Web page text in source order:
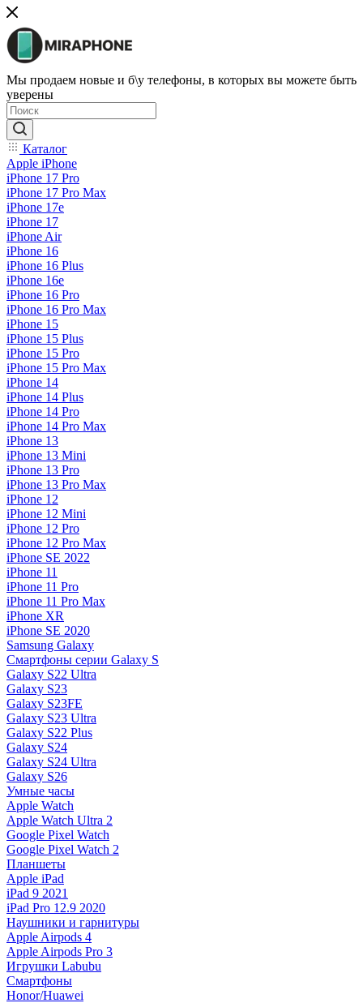
Мы продаем новые и б\у телефоны, в которых вы можете быть
уверены
Каталог
Apple iPhone
iPhone 17 Pro
iPhone 17 Pro Max
iPhone 17e
iPhone 17
iPhone Air
iPhone 16
iPhone 16 Plus
iPhone 16e
iPhone 16 Pro
iPhone 16 Pro Max
iPhone 15
iPhone 15 Plus
iPhone 15 Pro
iPhone 15 Pro Max
iPhone 14
iPhone 14 Plus
iPhone 14 Pro
iPhone 14 Pro Max
iPhone 13
iPhone 13 Mini
iPhone 13 Pro
iPhone 13 Pro Max
iPhone 12
iPhone 12 Mini
iPhone 12 Pro
iPhone 12 Pro Max
iPhone SE 2022
iPhone 11
iPhone 11 Pro
iPhone 11 Pro Max
iPhone XR
iPhone SE 2020
Samsung Galaxy
Смартфоны серии Galaxy S
Galaxy S22 Ultra
Galaxy S23
Galaxy S23FE
Galaxy S23 Ultra
Galaxy S22 Plus
Galaxy S24
Galaxy S24 Ultra
Galaxy S26
Умные часы
Apple Watch
Apple Watch Ultra 2
Google Pixel Watch
Google Pixel Watch 2
Планшеты
Apple iPad
iPad 9 2021
iPad Pro 12.9 2020
Наушники и гарнитуры
Apple Airpods 4
Apple Airpods Pro 3
Игрушки Labubu
Смартфоны
Honor/Huawei